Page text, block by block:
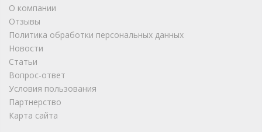
О компании
Отзывы
Политика обработки персональных данных
Новости
Статьи
Вопрос-ответ
Условия пользования
Партнерство
Карта сайта
ChatApp
online